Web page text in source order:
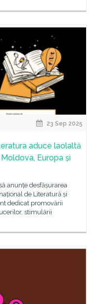
23 Sep 2025
aduce laolaltă
Europa și
anunțe desfășurarea
de Literatură și
dedicat promovării
stimulării